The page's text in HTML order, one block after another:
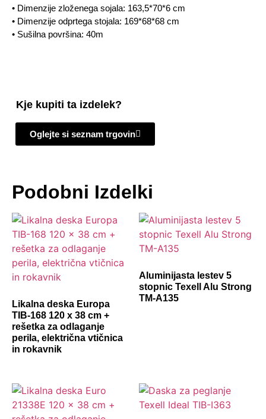
• Dimenzije zloženega sojala: 163,5*70*6 cm
• Dimenzije odprtega stojala: 169*68*68 cm
• Sušilna površina: 40m
Kje kupiti ta izdelek?
Oglejte si seznam trgovin
Podobni Izdelki
Likalna deska Europa
TIB-168 120 x 38 cm +
rešetka za odlaganje
perila, električna vtičnica
in rokavnik
Aluminijasta lestev 5
stopnic Texell Alu Strong
TM-A135